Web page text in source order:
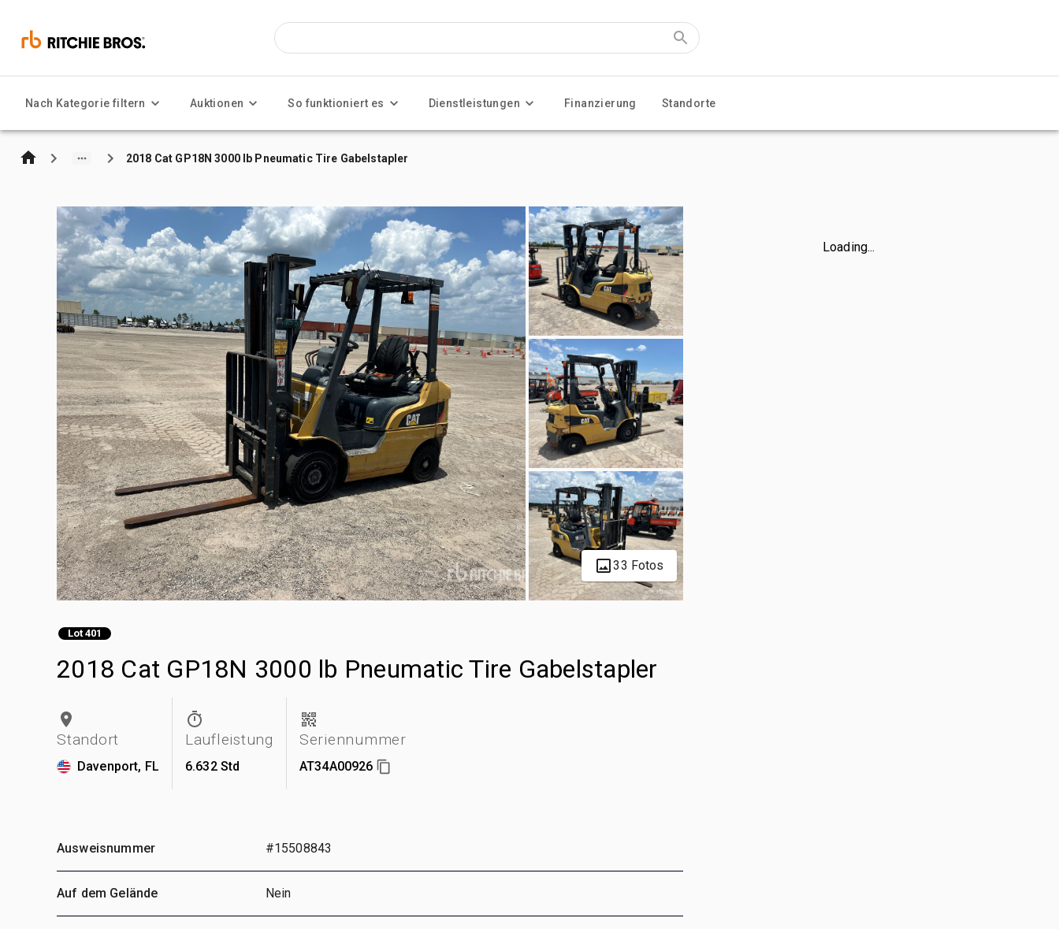
Nach Kategorie filtern Auktionen So funktioniert es Dienstleistungen Finanzierung Standorte
2018 Cat GP18N 3000 lb Pneumatic Tire Gabelstapler
33 Fotos
Lot 401
2018 Cat GP18N 3000 lb Pneumatic Tire Gabelstapler
Standort
Davenport, FL
Laufleistung
6.632 Std
Seriennummer
AT34A00926
Loading...
Ausweisnummer #15508843
Auf dem Gelände Nein